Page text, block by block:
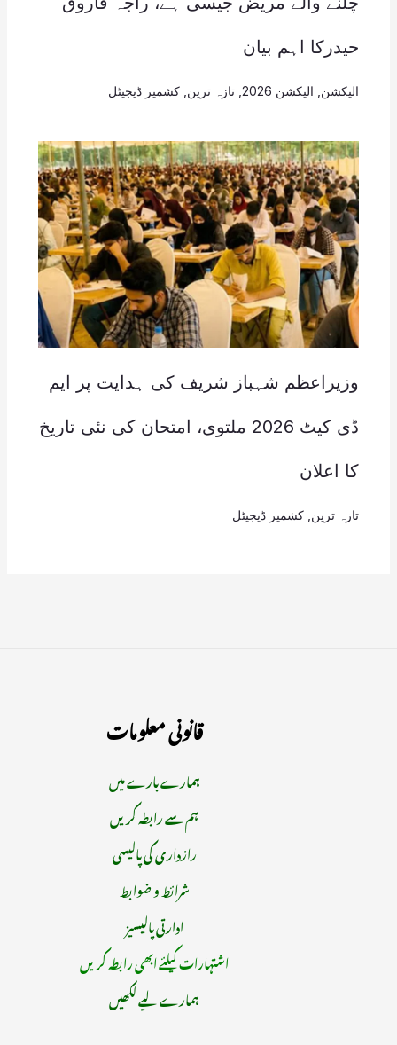
حیدرکا اہم بیان
الیکشن الیکشن 2026 , تازہ ترین کشمیر ڈیجیٹل
وزیراعظم شہباز شریف کی ہدایت پر ایم
ڈی کیٹ 2026 ملتوی، امتحان کی نئی تاریخ
کا اعلان
تازہ ترین کشمیر ڈیجیٹل
قانونی معلومات
ہمارے بارے میں
ہم سے رابطہ کریں
رازداری کی پالیسی
شرائط و ضوابط
ادارتی پالیسیز
اشتہارات کیلئے ابھی رابطہ کریں
ہمارے لیے لکھیں